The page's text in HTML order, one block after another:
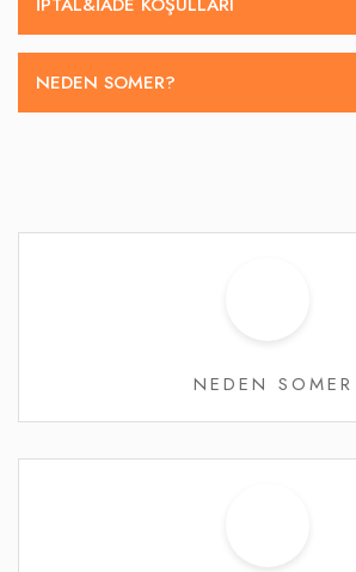
NEDEN SOMER?
NEDEN SOMER